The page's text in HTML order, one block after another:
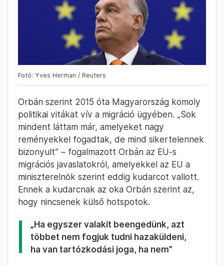
Fotó: Yves Herman / Reuters
Orbán szerint 2015 óta Magyarország komoly
politikai vitákat vív a migráció ügyében. „Sok
mindent láttam már, amelyeket nagy
reményekkel fogadtak, de mind sikertelennek
bizonyult” – fogalmazott Orbán az EU-s
migrációs javaslatokról, amelyekkel az EU a
miniszterelnök szerint eddig kudarcot vallott.
Ennek a kudarcnak az oka Orbán szerint az,
hogy nincsenek külső hotspotok.
„Ha egyszer valakit beengedünk, azt
többet nem fogjuk tudni hazaküldeni,
ha van tartózkodási joga, ha nem”